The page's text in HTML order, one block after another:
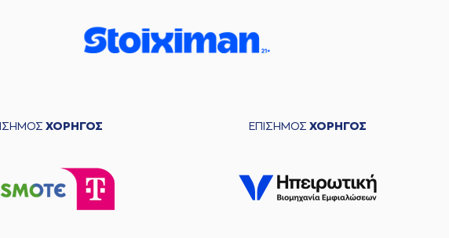
ΧΟΡΗΓΟΣ ΕΠΙΣΗΜΟΣ ΧΟΡΗΓΟΣ